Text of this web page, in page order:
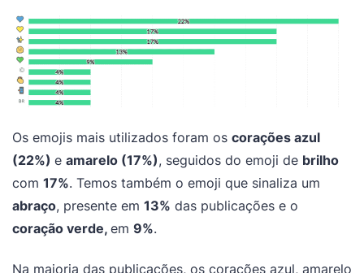
Os emojis mais utilizados foram os corações azul
(22%) e amarelo (17%), seguidos do emoji de brilho
com 17%. Temos também o emoji que sinaliza um
abraço, presente em 13% das publicações e o
coração verde, em 9%.
Na maioria das publicações, os corações azul, amarelo